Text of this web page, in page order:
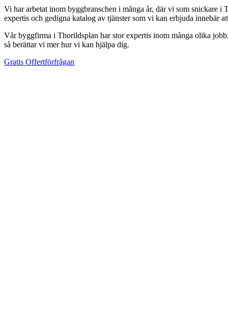
Vi har arbetat inom byggbranschen i många år, där vi som snickare
expertis och gedigna katalog av tjänster som vi kan erbjuda innebär
Vår byggfirma i Thorildsplan har stor expertis inom många olika
så berättar vi mer hur vi kan hjälpa dig.
Gratis Offertförfrågan